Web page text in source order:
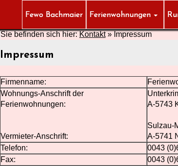
Fewo Bachmaier Ferienwohnungen
Sie befinden sich hier:Kontakt » Impressum
Impressum
Firmenname:
Wohnungs-Anschrift der
Ferienwohnungen:
Vermieter-Anschrift:
A-5743
Sulzau-
A-5741
Telefon:
0043
Fax:
0043